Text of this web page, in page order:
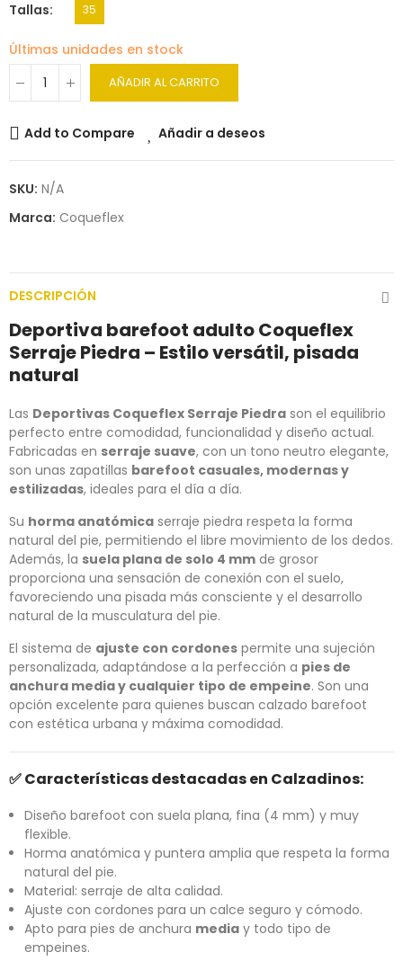
Tallas 35
Últimas unidades en stock
AÑADIR AL CARRITO
Add to Compare Añadir a deseos
SKU: N/A
Marca: Coqueflex
DESCRIPCIÓN
Deportiva barefoot adulto Coqueflex
Serraje Piedra – Estilo versátil, pisada
natural
Las Deportivas Coqueflex Serraje Piedra son el equilibrio
perfecto entre comodidad, funcionalidad y diseño actual.
Fabricadas en serraje suave, con un tono neutro elegante,
son unas zapatillas barefoot casuales, modernas y
estilizadas, ideales para el día a día.
Su horma anatómica serraje piedra respeta la forma
natural del pie, permitiendo el libre movimiento de los dedos.
Además, la suela plana de solo 4 mm de grosor
proporciona una sensación de conexión con el suelo,
favoreciendo una pisada más consciente y el desarrollo
natural de la musculatura del pie.
El sistema de ajuste con cordones permite una sujeción
personalizada, adaptándose a la perfección a pies de
anchura media y cualquier tipo de empeine. Son una
opción excelente para quienes buscan calzado barefoot
con estética urbana y máxima comodidad.
✅Características destacadas en Calzadinos:
Diseño barefoot con suela plana, fina (4 mm) y muy
flexible.
Horma anatómica y puntera amplia que respeta la forma
natural del pie.
Material: serraje de alta calidad.
Ajuste con cordones para un calce seguro y cómodo.
Apto para pies de anchura media y todo tipo de
empeines.